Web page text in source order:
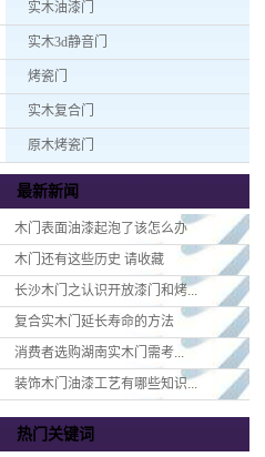
实木油漆门
实木3d静音门
烤瓷门
实木复合门
原木烤瓷门
最新新闻
木门表面油漆起泡了该怎么办
木门还有这些历史 请收藏
长沙木门之认识开放漆门和烤...
复合实木门延长寿命的方法
消费者选购湖南实木门​需考...
装饰木门油漆工艺有哪些知识...
热门关键词